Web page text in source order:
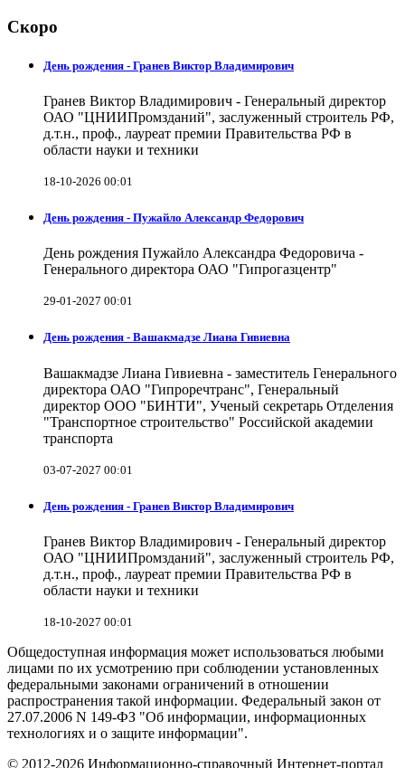
Скоро
День рождения - Гранев Виктор Владимирович
Гранев Виктор Владимирович - Генеральный директор
ОАО "ЦНИИПромзданий", заслуженный строитель РФ,
д.т.н., проф., лауреат премии Правительства РФ в
области науки и техники
18-10-2026 00:01
День рождения - Пужайло Александр Федорович
День рождения Пужайло Александра Федоровича -
Генерального директора ОАО "Гипрогазцентр"
29-01-2027 00:01
День рождения - Вашакмадзе Лиана Гивиевна
Вашакмадзе Лиана Гивиевна - заместитель Генерального
директора ОАО "Гипроречтранс", Генеральный
директор ООО "БИНТИ", Ученый секретарь Отделения
"Транспортное строительство" Российской академии
транспорта
03-07-2027 00:01
День рождения - Гранев Виктор Владимирович
Гранев Виктор Владимирович - Генеральный директор
ОАО "ЦНИИПромзданий", заслуженный строитель РФ,
д.т.н., проф., лауреат премии Правительства РФ в
области науки и техники
18-10-2027 00:01
Общедоступная информация может использоваться любыми
лицами по их усмотрению при соблюдении установленных
федеральными законами ограничений в отношении
распространения такой информации. Федеральный закон от
27.07.2006 N 149-ФЗ "Об информации, информационных
технологиях и о защите информации".
© 2012-2026 Информационно-справочный Интернет-портал